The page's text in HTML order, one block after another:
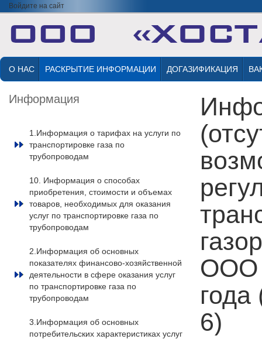
Войдите на сайт
О НАС РАСКРЫТИЕ ИНФОРМАЦИИ ДОГАЗИФИКАЦИЯ
Информация
1.Информация о тарифах на услуги по
транспортировке газа по
трубопроводам
10. Информация о способах
приобретения, стоимости и объемах
товаров, необходимых для оказания
услуг по транспортировке газа по
трубопроводам
2.Информация об основных
показателях финансово-хозяйственной
деятельности в сфере оказания услуг
по транспортировке газа по
трубопроводам
3.Информация об основных
потребительских характеристиках услуг
ООО
6)